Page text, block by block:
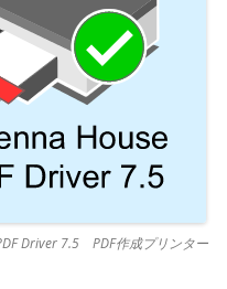
Driver 7.5 PDF作成プリンター